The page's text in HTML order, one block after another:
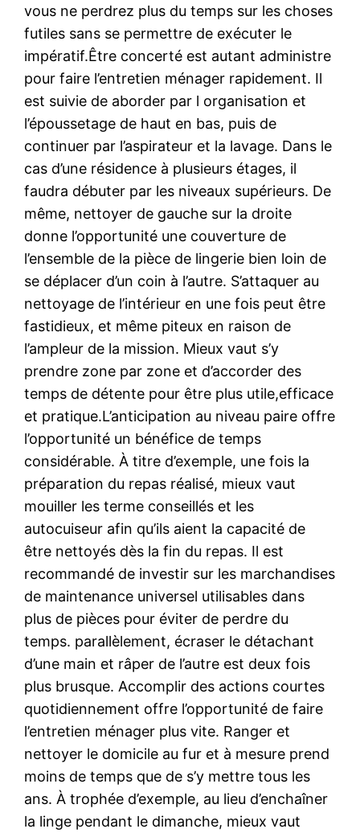
vous ne perdrez plus du temps sur les choses
futiles sans se permettre de exécuter le
impératif.Être concerté est autant administre
pour faire l’entretien ménager rapidement. Il
est suivie de aborder par l organisation et
l’époussetage de haut en bas, puis de
continuer par l’aspirateur et la lavage. Dans le
cas d’une résidence à plusieurs étages, il
faudra débuter par les niveaux supérieurs. De
même, nettoyer de gauche sur la droite
donne l’opportunité une couverture de
l’ensemble de la pièce de lingerie bien loin de
se déplacer d’un coin à l’autre. S’attaquer au
nettoyage de l’intérieur en une fois peut être
fastidieux, et même piteux en raison de
l’ampleur de la mission. Mieux vaut s’y
prendre zone par zone et d’accorder des
temps de détente pour être plus utile,efficace
et pratique.L’anticipation au niveau paire offre
l’opportunité un bénéfice de temps
considérable. À titre d’exemple, une fois la
préparation du repas réalisé, mieux vaut
mouiller les terme conseillés et les
autocuiseur afin qu’ils aient la capacité de
être nettoyés dès la fin du repas. Il est
recommandé de investir sur les marchandises
de maintenance universel utilisables dans
plus de pièces pour éviter de perdre du
temps. parallèlement, écraser le détachant
d’une main et râper de l’autre est deux fois
plus brusque. Accomplir des actions courtes
quotidiennement offre l’opportunité de faire
l’entretien ménager plus vite. Ranger et
nettoyer le domicile au fur et à mesure prend
moins de temps que de s’y mettre tous les
ans. À trophée d’exemple, au lieu d’enchaîner
la linge pendant le dimanche, mieux vaut